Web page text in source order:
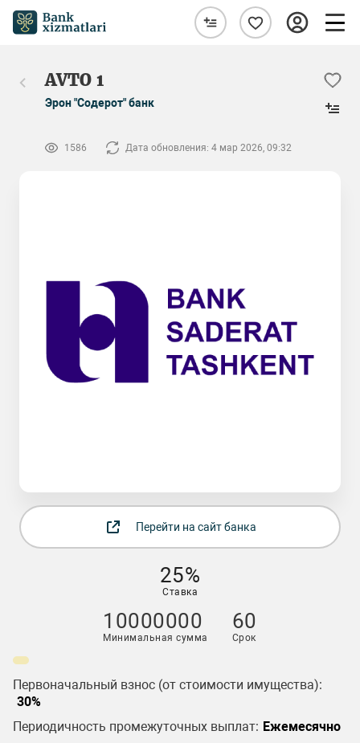
AVTO 1
Эрон "Содерот" банк
1586 Дата обновления: 4 мар 2026, 09:32
Перейти на сайт банка
25%
Ставка
10000000
Минимальная сумма
60
Срок
Первоначальный взнос (от стоимости имущества):
30%
Периодичность промежуточных выплат: Ежемесячно